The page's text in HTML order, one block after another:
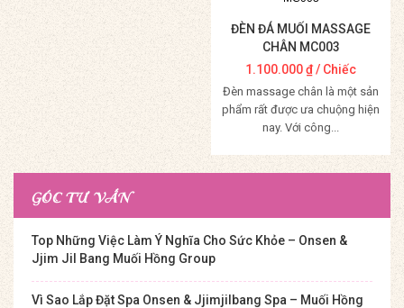
ĐÈN ĐÁ MUỐI MASSAGE
CHÂN MC003
1.100.000₫/ Chiếc
Đèn massage chân là một sản
phẩm rất được ưa chuộng hiện
nay. Với công...
Mua Hàng
GÓC TƯ VẤN
Top Những Việc Làm Ý Nghĩa Cho Sức Khỏe – Onsen &
Jjim Jil Bang Muối Hồng Group
Vì Sao Lắp Đặt Spa Onsen & Jjimjilbang Spa – Muối Hồng